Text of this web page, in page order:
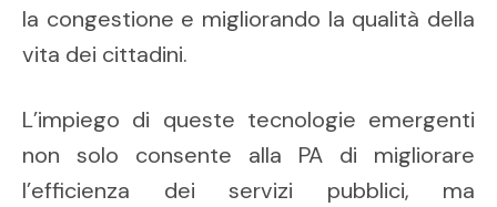
la congestione e migliorando la qualità della
vita dei cittadini.
L’impiego di queste tecnologie emergenti
non solo consente alla PA di migliorare
l’efficienza dei servizi pubblici, ma